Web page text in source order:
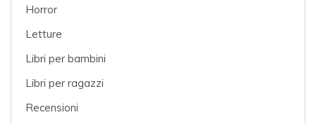
Horror
Letture
Libri per bambini
Libri per ragazzi
Recensioni